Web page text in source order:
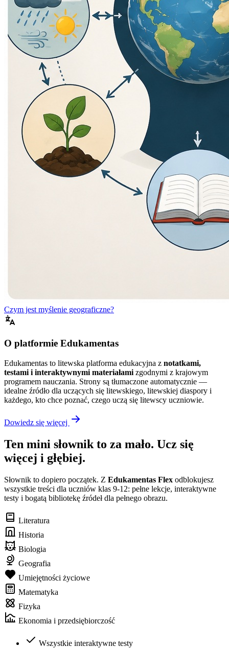
Czym jest myślenie geograficzne?
O platformie Edukamentas
Edukamentas to litewska platforma edukacyjna z notatkami,
testami i interaktywnymi materiałami zgodnymi z krajowym
programem nauczania. Strony są tłumaczone automatycznie —
idealne źródło dla uczących się litewskiego, litewskiej diaspory i
każdego, kto chce poznać, czego uczą się litewscy uczniowie.
Dowiedz się więcej
Ten mini słownik to za mało. Ucz się
więcej i głębiej.
Słownik to dopiero początek. Z Edukamentas Flex odblokujesz
wszystkie treści dla uczniów klas 9-12: pełne lekcje, interaktywne
testy i bogatą bibliotekę źródeł dla pełnego obrazu.
Literatura
Historia
Biologia
Geografia
Umiejętności życiowe
Matematyka
Fizyka
Ekonomia i przedsiębiorczość
Wszystkie interaktywne testy